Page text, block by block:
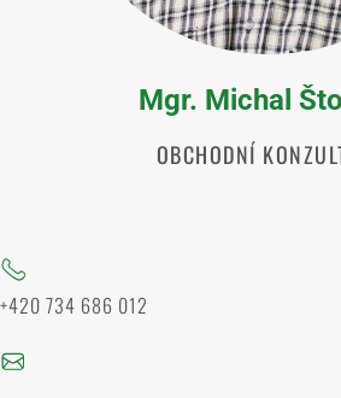
Mgr. Michal
OBCHODNÍ
+420 734 686 012